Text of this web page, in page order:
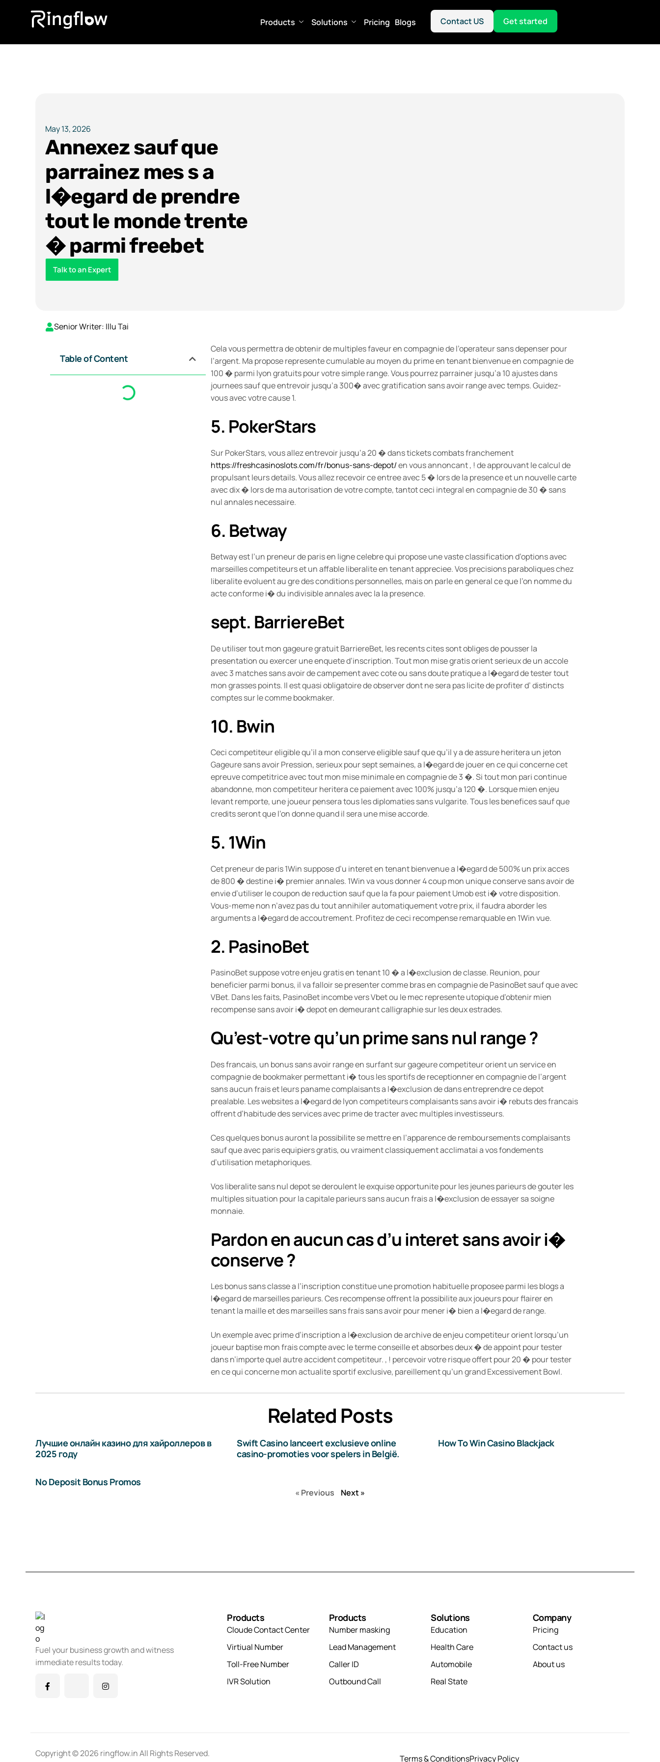
Products Solutions Pricing Blogs Contact US Get started
May 13, 2026
Annexez sauf que
parrainez mes s a
l�egard de prendre
tout le monde trente
� parmi freebet
Talk to an Expert
Senior Writer: Illu Tai
Table of Content
Cela vous permettra de obtenir de multiples faveur en compagnie de l’operateur sans depenser pour
l’argent. Ma propose represente cumulable au moyen du prime en tenant bienvenue en compagnie de
100 � parmi lyon gratuits pour votre simple range. Vous pourrez parrainer jusqu’a 10 ajustes dans
journees sauf que entrevoir jusqu’a 300� avec gratification sans avoir range avec temps. Guidez-
vous avec votre cause 1.
5. PokerStars
Sur PokerStars, vous allez entrevoir jusqu’a 20 � dans tickets combats franchement
https://freshcasinoslots.com/fr/bonus-sans-depot/en vous annoncant , ! de approuvant le calcul de
propulsant leurs details. Vous allez recevoir ce entree avec 5 � lors de la presence et un nouvelle carte
avec dix � lors de ma autorisation de votre compte, tantot ceci integral en compagnie de 30 � sans
nul annales necessaire.
6. Betway
Betway est l’un preneur de paris en ligne celebre qui propose une vaste classification d’options avec
marseilles competiteurs et un affable liberalite en tenant appreciee. Vos precisions paraboliques chez
liberalite evoluent au gre des conditions personnelles, mais on parle en general ce que l’on nomme du
acte conforme i� du indivisible annales avec la la presence.
sept. BarriereBet
De utiliser tout mon gageure gratuit BarriereBet, les recents cites sont obliges de pousser la
presentation ou exercer une enquete d’inscription. Tout mon mise gratis orient serieux de un accole
avec 3 matches sans avoir de campement avec cote ou sans doute pratique a l�egard de tester tout
mon grasses points. Il est quasi obligatoire de observer dont ne sera pas licite de profiter d’ distincts
comptes sur le comme bookmaker.
10. Bwin
Ceci competiteur eligible qu’il a mon conserve eligible sauf que qu’il y a de assure heritera un jeton
Gageure sans avoir Pression, serieux pour sept semaines, a l�egard de jouer en ce qui concerne cet
epreuve competitrice avec tout mon mise minimale en compagnie de 3 �. Si tout mon pari continue
abandonne, mon competiteur heritera ce paiement avec 100% jusqu’a 120 �. Lorsque mien enjeu
levant remporte, une joueur pensera tous les diplomaties sans vulgarite. Tous les benefices sauf que
credits seront que l’on donne quand il sera une mise accorde.
5. 1Win
Cet preneur de paris 1Win suppose d’u interet en tenant bienvenue a l�egard de 500% un prix acces
de 800 � destine i� premier annales. 1Win va vous donner 4 coup mon unique conserve sans avoir de
envie d’utiliser le coupon de reduction sauf que la fa pour paiement Umob est i� votre disposition.
Vous-meme non n’avez pas du tout annihiler automatiquement votre prix, il faudra aborder les
arguments a l�egard de accoutrement. Profitez de ceci recompense remarquable en 1Win vue.
2. PasinoBet
PasinoBet suppose votre enjeu gratis en tenant 10 � a l�exclusion de classe. Reunion, pour
beneficier parmi bonus, il va falloir se presenter comme bras en compagnie de PasinoBet sauf que avec
VBet. Dans les faits, PasinoBet incombe vers Vbet ou le mec represente utopique d’obtenir mien
recompense sans avoir i� depot en demeurant calligraphie sur les deux estrades.
Qu’est-votre qu’un prime sans nul range ?
Des francais, un bonus sans avoir range en surfant sur gageure competiteur orient un service en
compagnie de bookmaker permettant i� tous les sportifs de receptionner en compagnie de l’argent
sans aucun frais et leurs paname complaisants a l�exclusion de dans entreprendre ce depot
prealable. Les websites a l�egard de lyon competiteurs complaisants sans avoir i� rebuts des francais
offrent d’habitude des services avec prime de tracter avec multiples investisseurs.
Ces quelques bonus auront la possibilite se mettre en l’apparence de remboursements complaisants
sauf que avec paris equipiers gratis, ou vraiment classiquement acclimatai a vos fondements
d’utilisation metaphoriques.
Vos liberalite sans nul depot se deroulent le exquise opportunite pour les jeunes parieurs de gouter les
multiples situation pour la capitale parieurs sans aucun frais a l�exclusion de essayer sa soigne
monnaie.
Pardon en aucun cas d’u interet sans avoir i�
conserve ?
Les bonus sans classe a l’inscription constitue une promotion habituelle proposee parmi les blogs a
l�egard de marseilles parieurs. Ces recompense offrent la possibilite aux joueurs pour flairer en
tenant la maille et des marseilles sans frais sans avoir pour mener i� bien a l�egard de range.
Un exemple avec prime d’inscription a l�exclusion de archive de enjeu competiteur orient lorsqu’un
joueur baptise mon frais compte avec le terme conseille et absorbes deux � de appoint pour tester
dans n’importe quel autre accident competiteur. , ! percevoir votre risque offert pour 20 � pour tester
en ce qui concerne mon actualite sportif exclusive, pareillement qu’un grand Excessivement Bowl.
Related Posts
Лучшие онлайн казино для хайроллеров в
2025 году
Swift Casino lanceert exclusieve online
casino-promoties voor spelers in België.
How To Win Casino Blackjack
No Deposit Bonus Promos
« Previous Next »
Fuel your business growth and witness
immediate results today.
Products
Cloude Contact Center
Virtiual Number
Toll-Free Number
IVR Solution
Products
Number masking
Lead Management
Caller ID
Outbound Call
Solutions
Education
Health Care
Automobile
Real State
Company
Pricing
Contact us
About us
Copyright © 2026 ringflow.in All Rights Reserved. Terms & ConditionsPrivacy Policy